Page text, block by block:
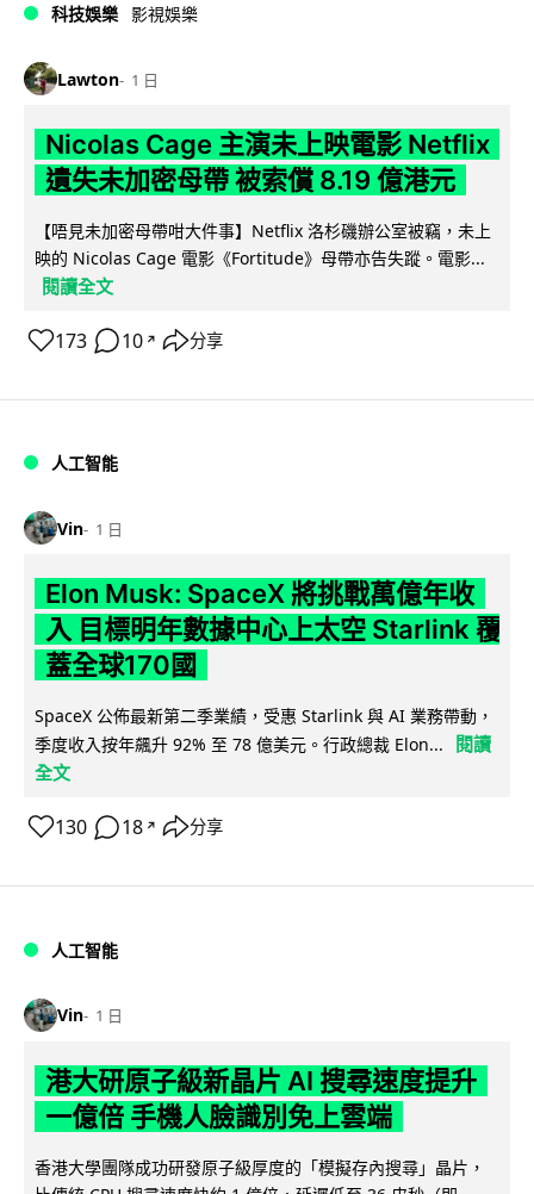
科技娛樂 影視娛樂
Lawton 1 日
Nicolas Cage 主演未上映電影 Netflix
遺失未加密母帶 被索償 8.19 億港元
【唔見未加密母帶咁大件事】Netflix 洛杉磯辦公室被竊，未上
映的 Nicolas Cage 電影《Fortitude》母帶亦告失蹤。電影...
閱讀全文
173 10 ↗ 分享
人工智能
Vin 1 日
Elon Musk: SpaceX 將挑戰萬億年收
入 目標明年數據中心上太空 Starlink 覆
蓋全球170國
SpaceX 公佈最新第二季業績，受惠 Starlink 與 AI 業務帶動，
季度收入按年飆升 92% 至 78 億美元。行政總裁 Elon...
閱讀
全文
130 18 ↗ 分享
人工智能
Vin 1 日
港大研原子級新晶片 AI 搜尋速度提升
一億倍 手機人臉識別免上雲端
香港大學團隊成功研發原子級厚度的「模擬存內搜尋」晶片，